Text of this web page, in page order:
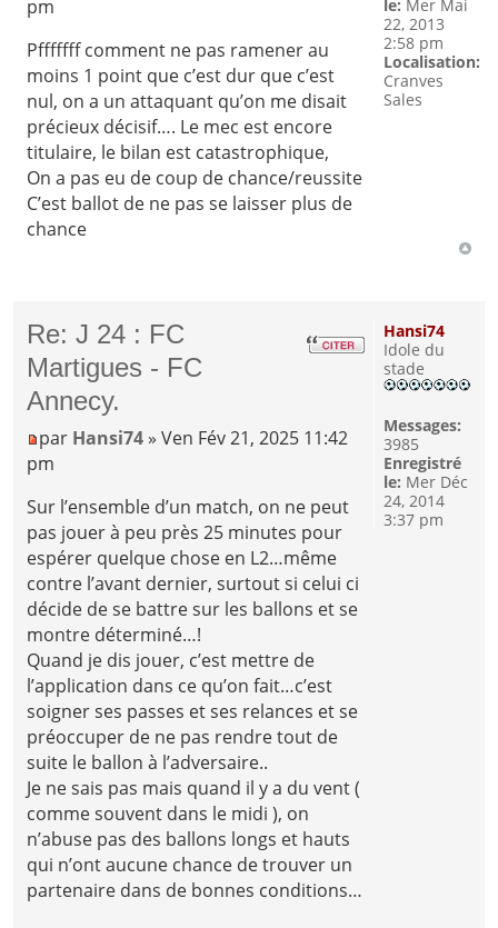
pm
Pfffffff comment ne pas ramener au
moins 1 point que c’est dur que c’est
nul, on a un attaquant qu’on me disait
précieux décisif…. Le mec est encore
titulaire, le bilan est catastrophique,
On a pas eu de coup de chance/reussite
C’est ballot de ne pas se laisser plus de
chance
le: Mer Mai
22, 2013
2:58 pm
Localisation:
Cranves
Sales
Re: J 24 : FC
Martigues - FC
Annecy.
par Hansi74 » Ven Fév 21, 2025 11:42
pm
Sur l’ensemble d’un match, on ne peut
pas jouer à peu près 25 minutes pour
espérer quelque chose en L2…même
contre l’avant dernier, surtout si celui ci
décide de se battre sur les ballons et se
montre déterminé…!
Quand je dis jouer, c’est mettre de
l’application dans ce qu’on fait…c’est
soigner ses passes et ses relances et se
préoccuper de ne pas rendre tout de
suite le ballon à l’adversaire..
Je ne sais pas mais quand il y a du vent (
comme souvent dans le midi ), on
n’abuse pas des ballons longs et hauts
qui n’ont aucune chance de trouver un
partenaire dans de bonnes conditions…
Hansi74
Idole du
stade
Messages:
3985
Enregistré
le: Mer Déc
24, 2014
3:37 pm